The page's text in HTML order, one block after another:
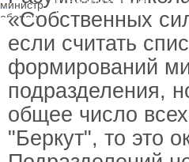
СНБО Умеров получил
новую "вкусную"
«Собственных
если считать
формирований
подразделения,
общее число
"Беркут", то это